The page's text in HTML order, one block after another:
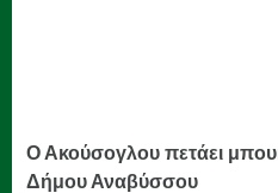
Ο Ακούσογλου πετάει
Δήμου Αναβύσσου